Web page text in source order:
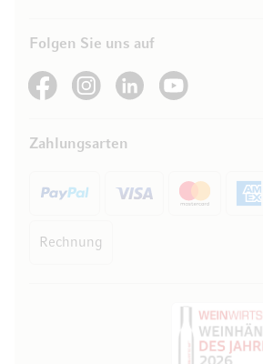
Folgen Sie uns auf
See our FacebookSee our Instagram account
See our LinkedInSee our YouTube channel
Zahlungsarten
Rechnung